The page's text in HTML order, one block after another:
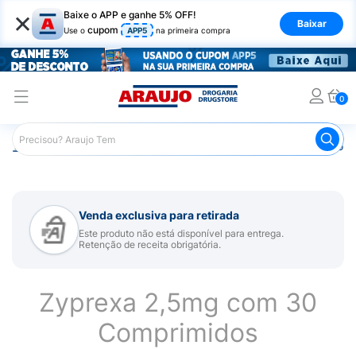
× Baixe o APP e ganhe 5% OFF!
Use o cupom APP5 na primeira compra
Baixar
0
Araujo Medicamentos Remédio para Sistema Nervoso
Venda exclusiva para retirada
Este produto não está disponível para entrega.
Retenção de receita obrigatória.
Zyprexa 2,5mg com 30
Comprimidos